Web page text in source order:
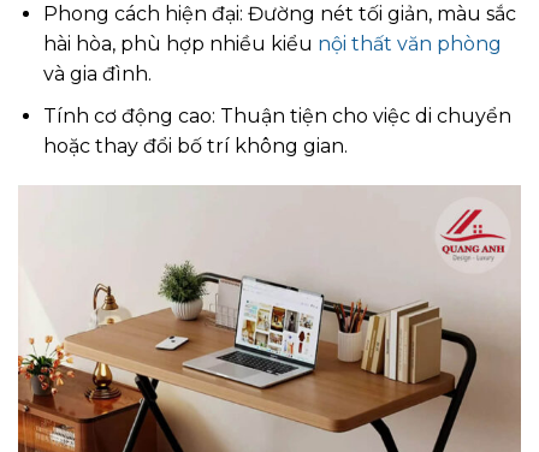
Phong cách hiện đại: Đường nét tối giản, màu sắc
hài hòa, phù hợp nhiều kiểu nội thất văn phòng
và gia đình.
Tính cơ động cao: Thuận tiện cho việc di chuyển
hoặc thay đổi bố trí không gian.